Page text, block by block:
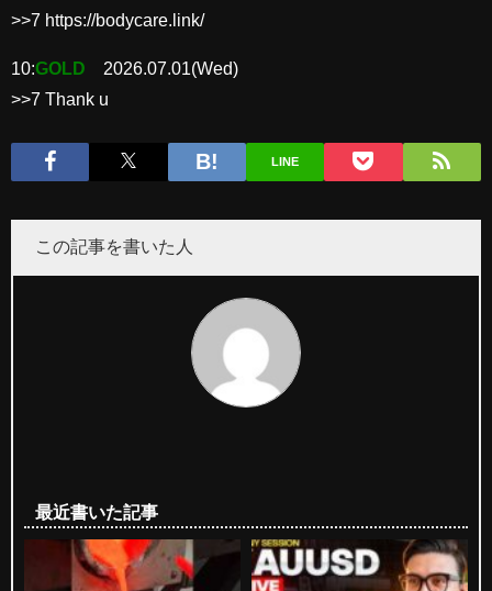
>>7 https://bodycare.link/
10:GOLD
2026.07.01(Wed)
>>7 Thank u
LINE
この記事を書いた人
最近書いた記事